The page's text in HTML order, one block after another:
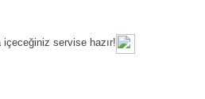
içeceğiniz servise hazır!